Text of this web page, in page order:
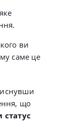
ви
саме це
що
статус